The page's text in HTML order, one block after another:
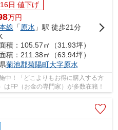
日 値下げ
万円
線 「原水」駅 徒歩21分
積：105.57㎡（31.93坪）
積：211.38㎡（63.94坪）
菊池郡菊陽町大字原水
中！「どこよりもお得に購入する方
FP（お金の専門家）が多数在籍！